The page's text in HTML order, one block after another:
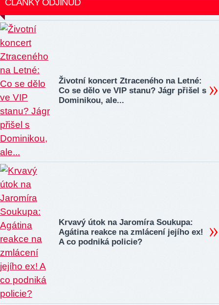
ČLÁNKY ODJINUD
Životní koncert Ztraceného na Letné:
Co se dělo ve VIP stanu? Jágr přišel s
Dominikou, ale...
Krvavý útok na Jaromíra Soukupa:
Agátina reakce na zmlácení jejího ex!
A co podniká policie?